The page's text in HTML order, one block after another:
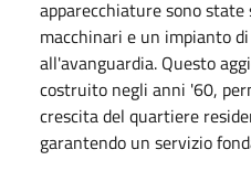
apparecchiature sono
macchinari e un impianto
all'avanguardia. Questo
costruito negli anni '60,
crescita del quartiere
garantendo un servizio